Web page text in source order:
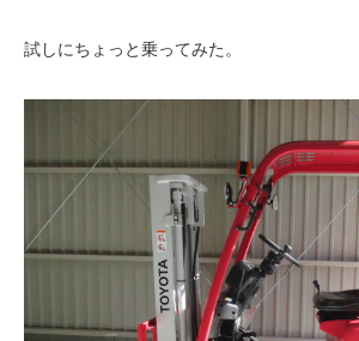
試しにちょっと乗ってみた。